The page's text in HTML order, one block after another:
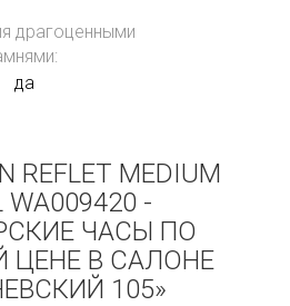
драгоценными
да
REFLET MEDIUM
WA009420 -
ЧАСЫ ПО
ЦЕНЕ В САЛОНЕ
105»